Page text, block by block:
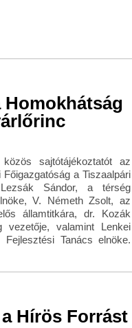
Homokhátság
sajtótájékoztatót az
a Tiszaalpári
Sándor, a térség
V. Németh Zsolt, az
államtitkára, dr. Kozák
vezetője, valamint Lenkei
Tanács elnöke.
Hírös Forrást